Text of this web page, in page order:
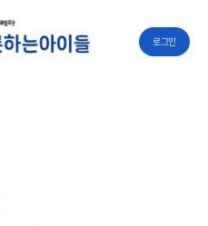
로그인